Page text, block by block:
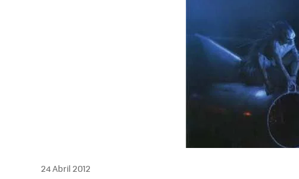
24 Abril 2012